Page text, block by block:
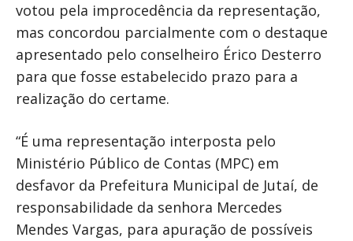
votou pela improcedência da representação,
mas concordou parcialmente com o destaque
apresentado pelo conselheiro Érico Desterro
para que fosse estabelecido prazo para a
realização do certame.
“É uma representação interposta pelo
Ministério Público de Contas (MPC) em
desfavor da Prefeitura Municipal de Jutaí, de
responsabilidade da senhora Mercedes
Mendes Vargas, para apuração de possíveis